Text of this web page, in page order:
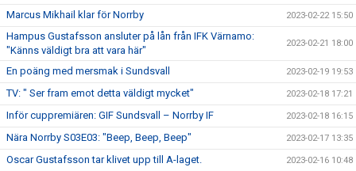
Marcus Mikhail klar för Norrby 2023-02-22 15:50
Hampus Gustafsson ansluter på lån från IFK Värnamo:
"Känns väldigt bra att vara här"
2023-02-21 18:00
En poäng med mersmak i Sundsvall 2023-02-19 19:53
TV: " Ser fram emot detta väldigt mycket" 2023-02-18 17:21
Inför cuppremiären: GIF Sundsvall – Norrby IF 2023-02-18 16:15
Nära Norrby S03E03: "Beep, Beep, Beep" 2023-02-17 13:35
Oscar Gustafsson tar klivet upp till A-laget. 2023-02-16 10:48